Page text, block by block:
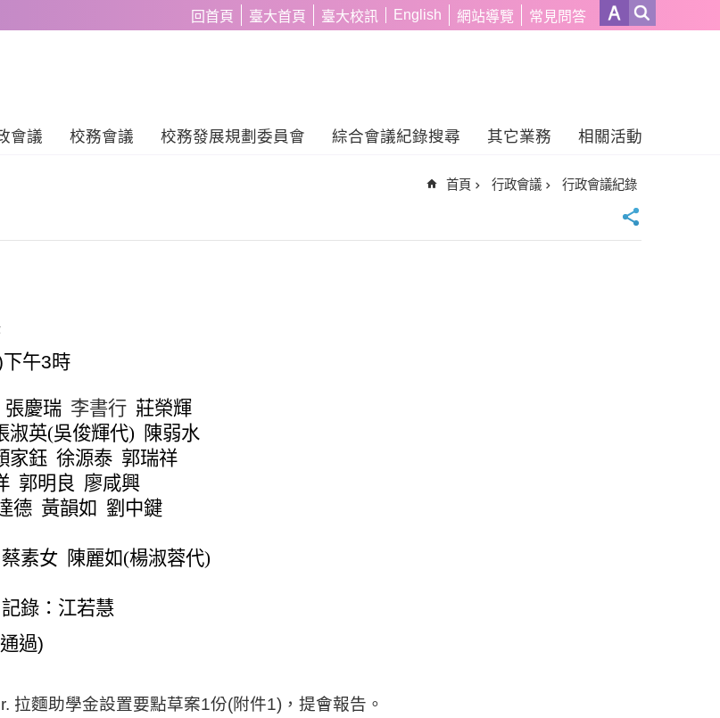
回首頁 臺大首頁 臺大校訊 English 網站導覽 常見問答
會議 校務會議 校務發展規劃委員會 綜合會議紀錄搜尋 其它業務 相關活動
首頁 行政會議 行政會議紀錄
下午3時
張慶瑞 李書行 莊榮輝
淑英(吳俊輝代)
陳弱水
家鈺 徐源泰 郭瑞祥
郭明良 廖咸興
德 黃韻如 劉中鍵
蔡素女 陳麗如(楊淑蓉代)
記錄：江若慧
過)
拉麵助學金設置要點草案1份(附件1) ，提會報告 。